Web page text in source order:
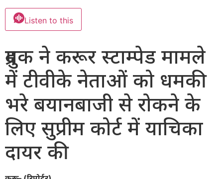
Listen to this
द्रमुक ने करूर स्टाम्पेड मामले
में टीवीके नेताओं को धमकी
भरे बयानबाजी से रोकने के
लिए सुप्रीम कोर्ट में याचिका
दायर की